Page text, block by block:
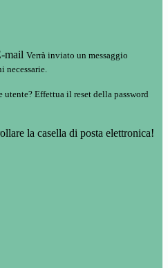
mail Verrà inviato un messaggio
necessarie.
utente? Effettua il reset della password
la casella di posta elettronica!